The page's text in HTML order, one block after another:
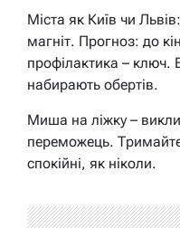
Міста як Київ чи
магніт. Прогноз: до
профілактика – ключ.
набирають обертів.
Миша на ліжку –
переможець. Тримайте
спокійні, як ніколи.